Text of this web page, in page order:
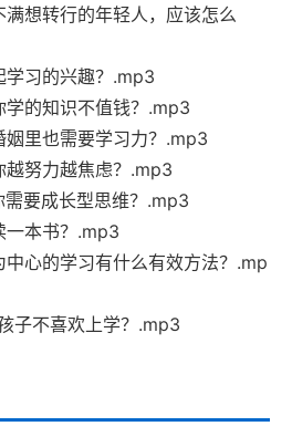
想转行的年轻人，应该怎么
学习的兴趣？.mp3
的知识不值钱？.mp3
里也需要学习力？.mp3
越努力越焦虑？.mp3
要成长型思维？.mp3
一本书？.mp3
心的学习有什么有效方法？.mp
子不喜欢上学？.mp3